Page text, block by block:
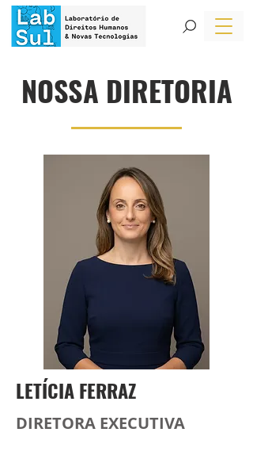
NOSSA DIRETORIA
LETÍCIA FERRAZ
DIRETORA EXECUTIVA